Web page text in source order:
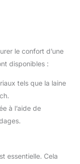
le confort d’une
disponibles :
tels que la laine
à l’aide de
essentielle. Cela